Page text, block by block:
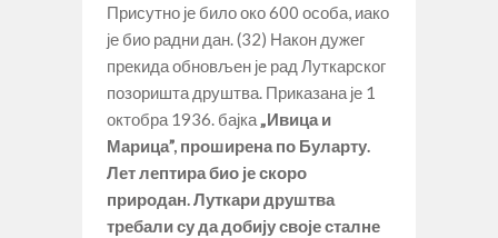
Присутно је било око 600 особа, иако
је био радни дан. (32) Након дужег
прекида обновљен је рад Луткарског
позоришта друштва. Приказана је 1
октобра 1936. бајка „Ивица и
Марица”, проширена по Буларту.
Лет лептира био је скоро
природан. Луткари друштва
требали су да добију своје сталне